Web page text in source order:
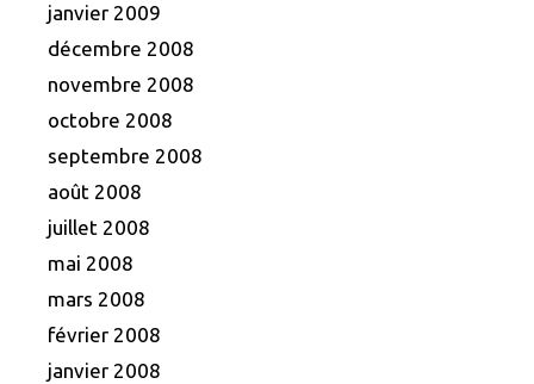
janvier 2009
décembre 2008
novembre 2008
octobre 2008
septembre 2008
août 2008
juillet 2008
mai 2008
mars 2008
février 2008
janvier 2008